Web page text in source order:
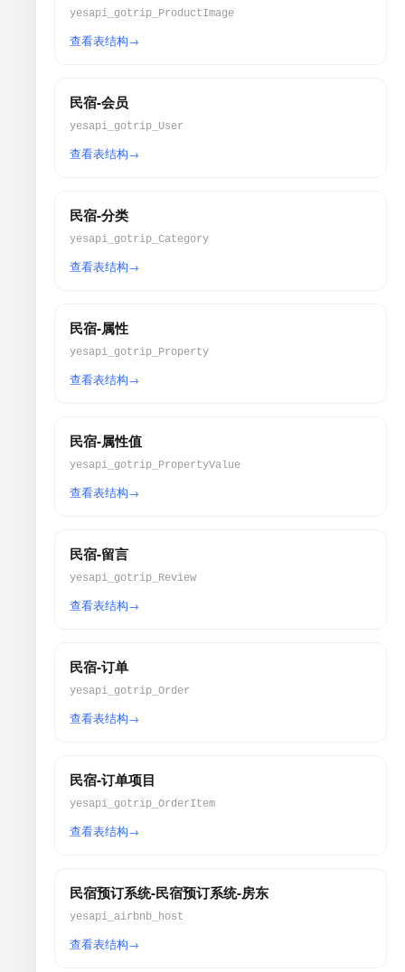
yesapi_gotrip_ProductImage
查看表结构
民宿-会员
yesapi_gotrip_User
查看表结构
民宿-分类
yesapi_gotrip_Category
查看表结构
民宿-属性
yesapi_gotrip_Property
查看表结构
民宿-属性值
yesapi_gotrip_PropertyValue
查看表结构
民宿-留言
yesapi_gotrip_Review
查看表结构
民宿-订单
yesapi_gotrip_Order
查看表结构
民宿-订单项目
yesapi_gotrip_OrderItem
查看表结构
民宿预订系统-民宿预订系统-房东
yesapi_airbnb_host
查看表结构